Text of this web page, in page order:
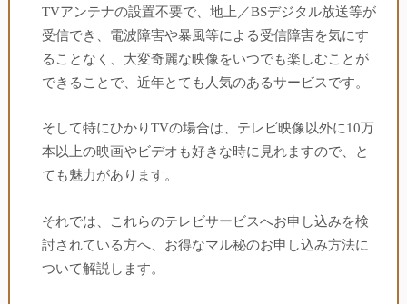
TVアンテナの設置不要で、地上／BSデジタル放送等が
受信でき、電波障害や暴風等による受信障害を気にす
ることなく、大変奇麗な映像をいつでも楽しむことが
できることで、近年とても人気のあるサービスです。
そして特にひかりTVの場合は、テレビ映像以外に10万
本以上の映画やビデオも好きな時に見れますので、と
ても魅力があります。
それでは、これらのテレビサービスへお申し込みを検
討されている方へ、お得なマル秘のお申し込み方法に
ついて解説します。